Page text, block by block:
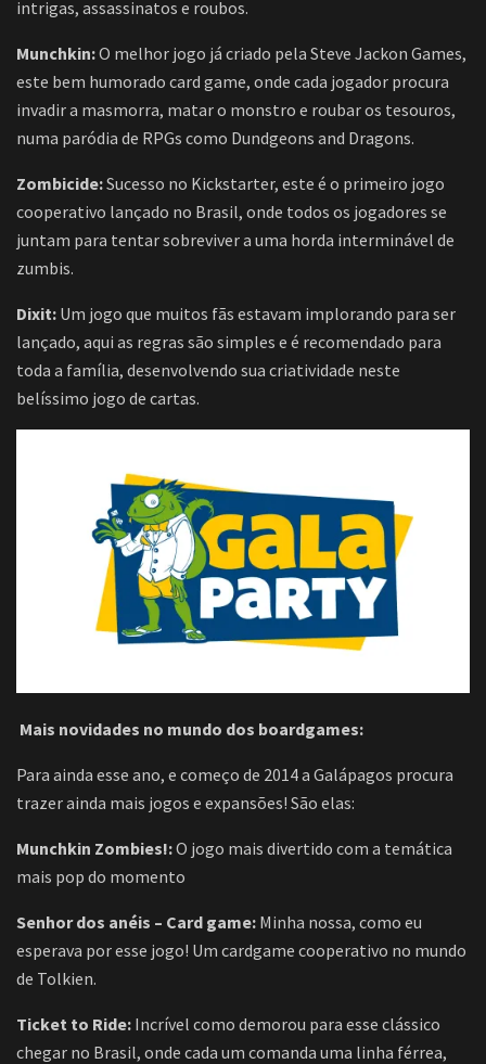
intrigas, assassinatos e roubos.
Munchkin:O melhor jogo já criado pela Steve Jackon Games,
este bem humorado card game, onde cada jogador procura
invadir a masmorra, matar o monstro e roubar os tesouros,
numa paródia de RPGs como Dundgeons and Dragons.
Zombicide:Sucesso no Kickstarter, este é o primeiro jogo
cooperativo lançado no Brasil, onde todos os jogadores se
juntam para tentar sobreviver a uma horda interminável de
zumbis.
Dixit: Um jogo que muitos fãs estavam implorando para ser
lançado, aqui as regras são simples e é recomendado para
toda a família, desenvolvendo sua criatividade neste
belíssimo jogo de cartas.
Mais novidades no mundo dos boardgames:
Para ainda esse ano, e começo de 2014 a Galápagos procura
trazer ainda mais jogos e expansões! São elas:
Munchkin Zombies!:O jogo mais divertido com a temática
mais pop do momento
Senhor dos anéis – Card game: Minha nossa, como eu
esperava por esse jogo! Um cardgame cooperativo no mundo
de Tolkien.
Ticket to Ride: Incrível como demorou para esse clássico
chegar no Brasil, onde cada um comanda uma linha férrea,